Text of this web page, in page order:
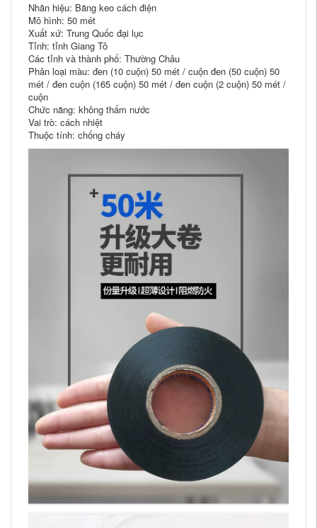
Nhãn hiệu: Băng keo cách điện
Mô hình: 50 mét
Xuất xứ: Trung Quốc đại lục
Tỉnh: tỉnh Giang Tô
Các tỉnh và thành phố: Thường Châu
Phân loại màu: đen (10 cuộn) 50 mét / cuộn đen (50 cuộn) 50
mét / đen cuộn (165 cuộn) 50 mét / đen cuộn (2 cuộn) 50 mét /
cuộn
Chức năng: không thấm nước
Vai trò: cách nhiệt
Thuộc tính: chống cháy